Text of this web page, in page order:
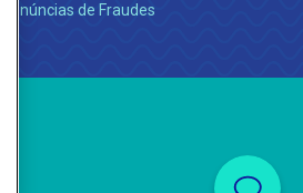
Denúncias de Fraudes